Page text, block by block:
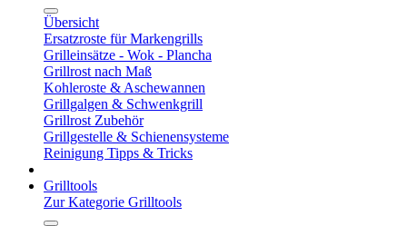
Übersicht
Ersatzroste für Markengrills
Grilleinsätze - Wok - Plancha
Grillrost nach Maß
Kohleroste & Aschewannen
Grillgalgen & Schwenkgrill
Grillrost Zubehör
Grillgestelle & Schienensysteme
Reinigung Tipps & Tricks
Grilltools
Zur Kategorie Grilltools